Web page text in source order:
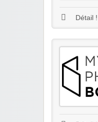
Détail !